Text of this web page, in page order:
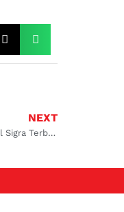
NEXT
Tune Up Mobil Sigra Terbaik